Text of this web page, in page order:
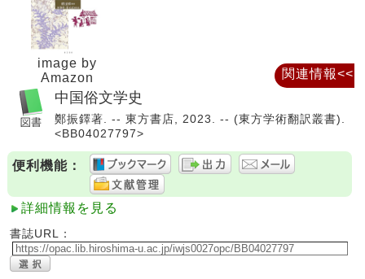
image by
Amazon
中国俗文学史
鄭振鐸著. -- 東方書店, 2023. -- (東方学術翻訳叢書).
<BB04027797>
便利機能：
詳細情報を見る
書誌URL：
関連情報<<